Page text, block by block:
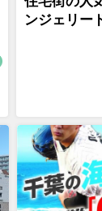
ンジェリー